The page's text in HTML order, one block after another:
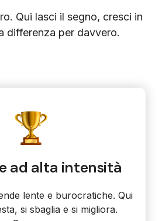
Qui lasci il segno, cresci in
differenza per davvero.
ad alta intensità
lente e burocratiche. Qui
si sbaglia e si migliora.